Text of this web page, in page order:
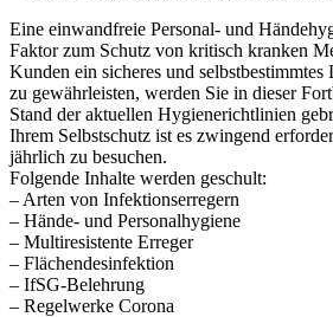
Eine einwandfreie Personal- und
Faktor zum Schutz von kritisch kranken
Kunden ein sicheres und
zu gewährleisten, werden Sie in dieser
Stand der aktuellen Hygienerichtlinien
Ihrem Selbstschutz ist es zwingend
jährlich zu besuchen.
Folgende Inhalte werden geschult:
– Arten von Infektionserregern
– Hände- und Personalhygiene
– Multiresistente Erreger
– Flächendesinfektion
– IfSG-Belehrung
– Regelwerke Corona